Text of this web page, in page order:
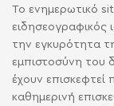
Το ενημερωτικό
ειδησεογραφικός
την εγκυρότητα
εμπιστοσύνη του
έχουν
καθημερινή